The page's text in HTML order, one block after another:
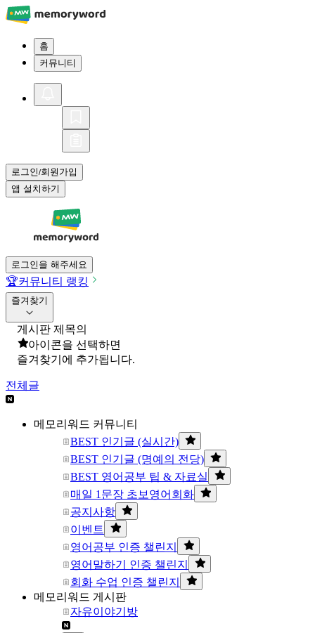
홈
커뮤니티
로그인/회원가입
앱 설치하기
로그인을 해주세요
🏆커뮤니티 랭킹
즐겨찾기
게시판 제목의
아이콘을 선택하면
즐겨찾기에 추가됩니다.
전체글
메모리워드 커뮤니티
BEST 인기글 (실시간)
BEST 인기글 (명예의 전당)
BEST 영어공부 팁 & 자료실
매일 1문장 초보영어회화
공지사항
이벤트
영어공부 인증 챌린지
영어말하기 인증 챌린지
회화 수업 인증 챌린지
메모리워드 게시판
자유이야기방